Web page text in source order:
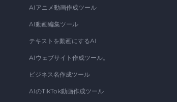
AIアニメ動画作成ツール
AI動画編集ツール
テキストを動画にするAI
AIウェブサイト作成ツール。
ビジネス名作成ツール
AIのTikTok動画作成ツール